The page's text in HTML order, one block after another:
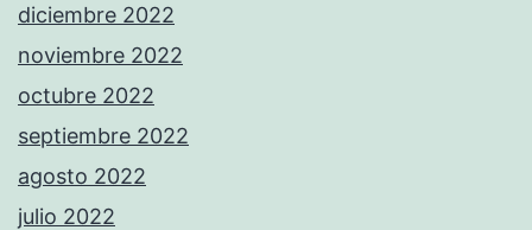
diciembre 2022
noviembre 2022
octubre 2022
septiembre 2022
agosto 2022
julio 2022